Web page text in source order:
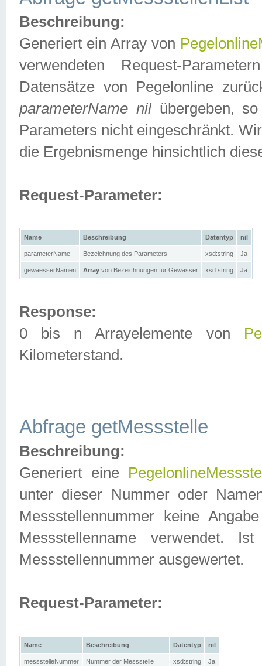
Beschreibung:
Generiert ein Array von
verwendeten Request-
Datensätze von Pegelonline
parameterName nilübergeben, so
Parameters nicht eingeschränkt.
die Ergebnismenge hinsichtlich
Request-Parameter:
Name Beschreibung Datentyp nil
parameterName Bezeichnung des Parameters xsd:string Ja
gewaesserNamen Array von Bezeichnungen für Gewässer xsd:string Ja
Response:
0 bis n Arrayelemente von
Kilometerstand.
Abfrage getMessstelle
Beschreibung:
Generiert eine
unter dieser Nummer oder
Messstellennummer keine
Messstellenname verwendet.
Messstellennummer ausgewertet.
Request-Parameter:
Name Beschreibung Datentyp nil
messstelleNummer Nummer der Messstelle xsd:string Ja